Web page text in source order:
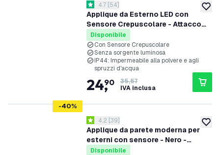
Applique da Esterno LED con
Sensore Crepuscolare - Attacco
E27 - IP44 - Nero
apri il cassetto delle recensioni
4.7 stelle di valutazione
4.7 [54]
Disponibile
Con Sensore Crepuscolare
Senza sorgente luminosa
IP44: Impermeabile alla polvere e agli
spruzzi d'acqua
24,
90
35,57
IVA inclusa
-40%
Applique da parete moderna per
esterni con sensore - Nero -
Attacco E27
apri il cassetto delle recensioni
4.2 stelle di valutazione
4.2 [39]
Disponibile